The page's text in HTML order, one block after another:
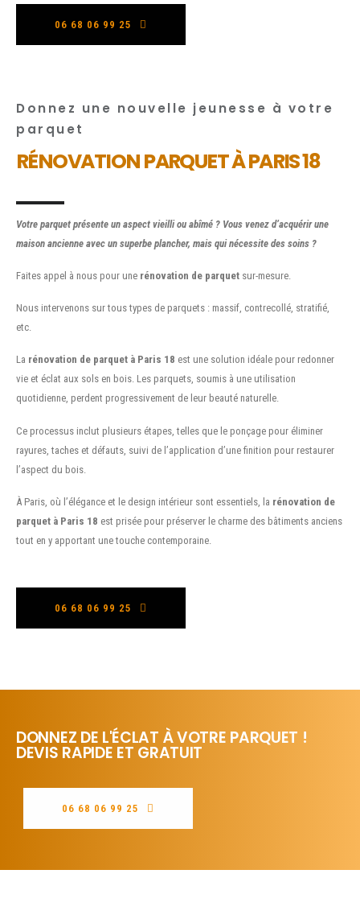
06 68 06 99 25
Donnez une nouvelle jeunesse à votre
parquet
RÉNOVATION PARQUET À PARIS 18
Votre parquet présente un aspect vieilli ou abîmé ? Vous venez d’acquérir une
maison ancienne avec un superbe plancher, mais qui nécessite des soins ?
Faites appel à nous pour une rénovation de parquet sur-mesure.
Nous intervenons sur tous types de parquets : massif, contrecollé, stratifié,
etc.
La rénovation de parquet à Paris 18 est une solution idéale pour redonner
vie et éclat aux sols en bois. Les parquets, soumis à une utilisation
quotidienne, perdent progressivement de leur beauté naturelle.
Ce processus inclut plusieurs étapes, telles que le ponçage pour éliminer
rayures, taches et défauts, suivi de l’application d’une finition pour restaurer
l’aspect du bois.
À Paris, où l’élégance et le design intérieur sont essentiels, la rénovation de
parquet à Paris 18 est prisée pour préserver le charme des bâtiments anciens
tout en y apportant une touche contemporaine.
06 68 06 99 25
DONNEZ DE L'ÉCLAT À VOTRE PARQUET !
DEVIS RAPIDE ET GRATUIT
06 68 06 99 25